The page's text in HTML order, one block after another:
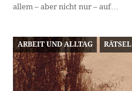
allem – aber nicht nur – auf…
ARBEIT UND ALLTAG RÄTSEL